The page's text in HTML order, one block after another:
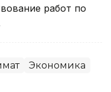
работ по
Экономика